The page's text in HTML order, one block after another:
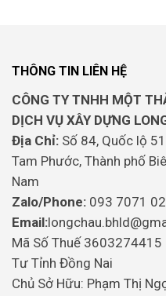
THÔNG TIN LIÊN HỆ
CÔNG TY TNHH MỘT
DỊCH VỤ XÂY DỰNG
Địa Chỉ: Số 84, Quốc lộ
Tam Phước, Thành phố
Nam
Zalo/Phone: 093 7071
Email:
Mã Số Thuế 3603274415
Tư Tỉnh Đồng Nai
Chủ Sở Hữu: Phạm Thị